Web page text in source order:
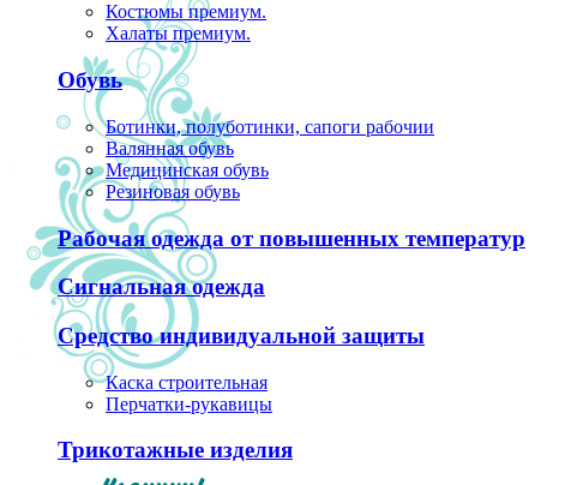
Костюмы премиум.
Халаты премиум.
Обувь
Ботинки, полуботинки, сапоги рабочии
Валянная обувь
Медицинская обувь
Резиновая обувь
Рабочая одежда от повышенных температур
Сигнальная одежда
Средство индивидуальной защиты
Каска строительная
Перчатки-рукавицы
Трикотажные изделия